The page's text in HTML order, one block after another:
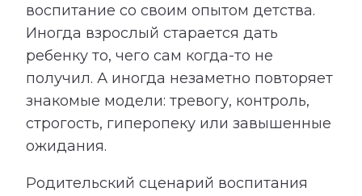
воспитание со своим опытом детства.
Иногда взрослый старается дать
ребенку то, чего сам когда-то не
получил. А иногда незаметно повторяет
знакомые модели: тревогу, контроль,
строгость, гиперопеку или завышенные
ожидания.
Родительский сценарий воспитания